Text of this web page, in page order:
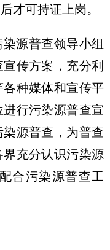
才可持证上岗。
染源普查领导小组
传方案，充分利
种媒体和宣传平
行污染源普查宣
源普查，为普查
充分认识污染源
合污染源普查工